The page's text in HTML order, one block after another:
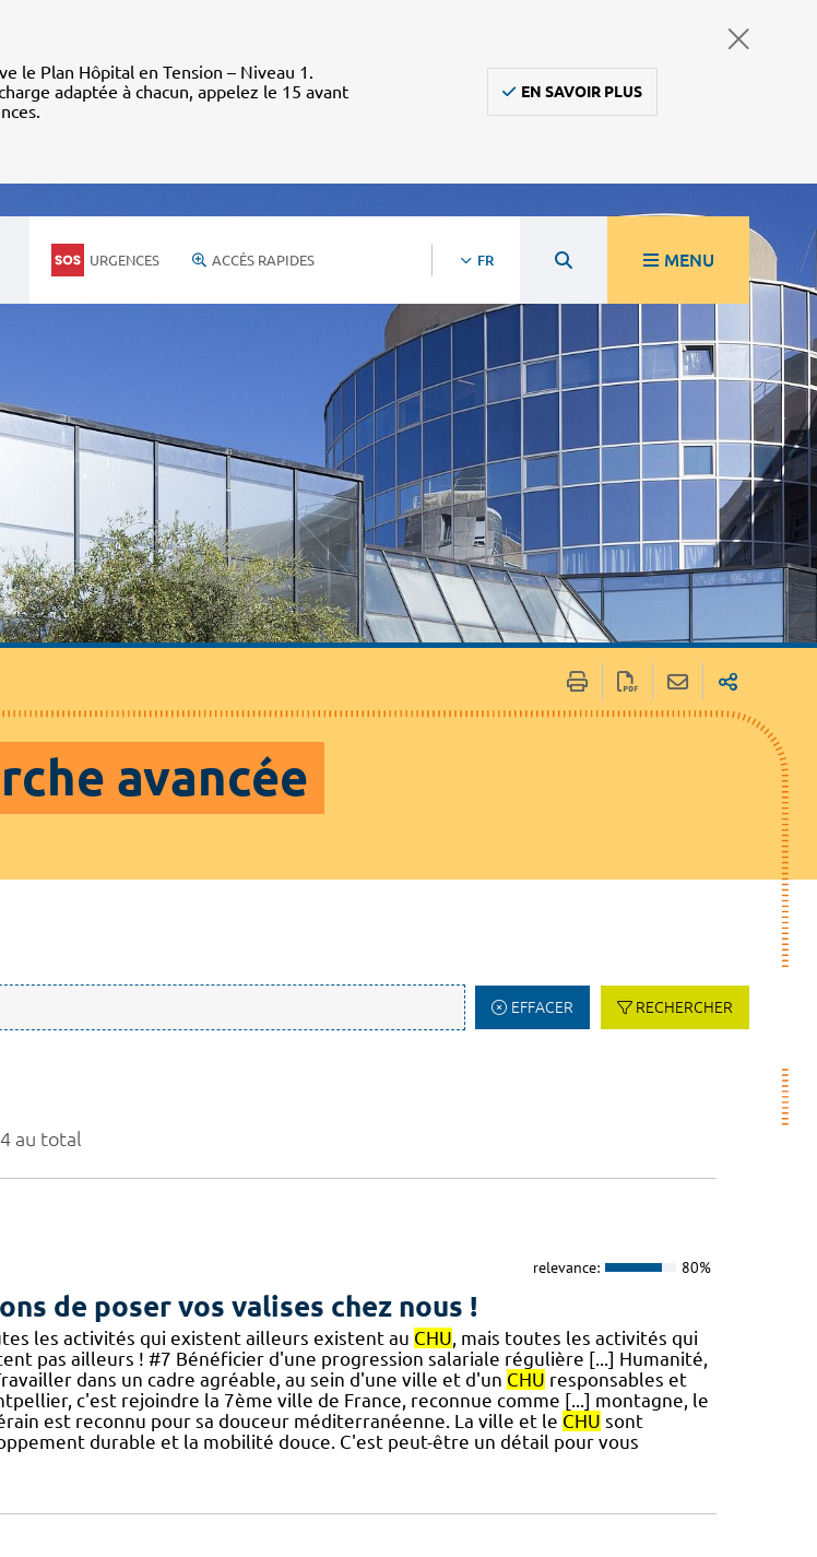
le Plan Hôpital en Tension – Niveau 1.
adaptée à chacun, appelez le 15 avant
EN SAVOIR PLUS
URGENCES ACCÈS RAPIDES FR MENU
avancée
EFFACER RECHERCHER
au total
relevance: 80%
de poser vos valises chez nous !
les activités qui existent ailleurs existent au CHU, mais toutes les activités qui
pas ailleurs ! #7 Bénéficier d'une progression salariale régulière [...] Humanité,
dans un cadre agréable, au sein d'une ville et d'un CHU responsables et
c'est rejoindre la 7ème ville de France, reconnue comme [...] montagne, le
est reconnu pour sa douceur méditerranéenne. La ville et le CHU sont
durable et la mobilité douce. C'est peut-être un détail pour vous